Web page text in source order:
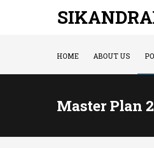
HOME ABOUT US
Master Plan